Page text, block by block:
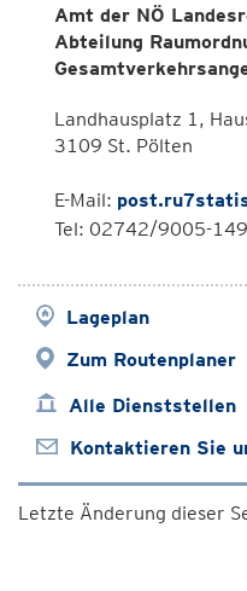
Amt der NÖ
Abteilung
Landhausplatz 1,
3109 St. Pölten
E-Mail:
Tel: 02742/9005-
Lageplan
Zum Routenplaner
Alle Dienststellen
Kontaktieren Sie
Letzte Änderung dieser